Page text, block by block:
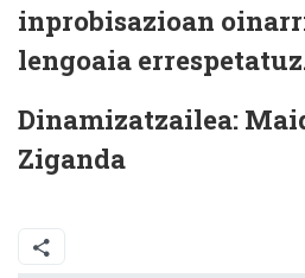
inprobisazioan
lengoaia
Dinamizatzailea:
Ziganda